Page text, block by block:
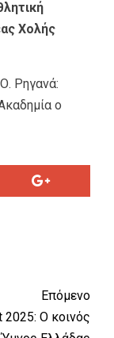
Χολής
Ρηγανά:
ο
Επόμενο
2025: Ο κοινός